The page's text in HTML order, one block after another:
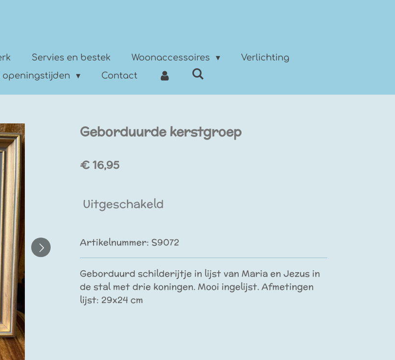
Servies en bestek Woonaccessoires
Verlichting
openingstijden Contact
Geborduurde kerstgroep
€ 16,95
Uitgeschakeld
Artikelnummer: S9072
Geborduurd schilderijtje in lijst van Maria en Jezus in
de stal met drie koningen. Mooi ingelijst. Afmetingen
lijst: 29x24 cm